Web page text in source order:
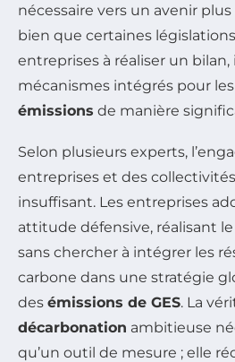
nécessaire vers un avenir
bien que certaines
entreprises à réaliser un bilan,
mécanismes intégrés pour
émissions de manière
Selon plusieurs experts,
entreprises et des
insuffisant. Les entreprises
attitude défensive, réalisant
sans chercher à intégrer les
carbone dans une stratégie
des émissions de GES. La
décarbonation ambitieuse
qu’un outil de mesure ; elle